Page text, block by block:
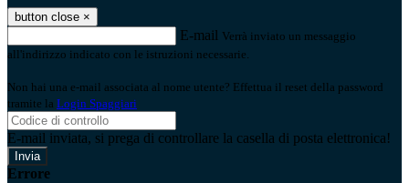
button close ×
E-mail Verrà inviato un messaggio
all'indirizzo indicato con le istruzioni necessarie.
Non hai una e-mail associata al nome utente? Effettua il reset della password
tramite la Login Spaggiari
E-mail inviata, si prega di controllare la casella di posta elettronica!
Errore